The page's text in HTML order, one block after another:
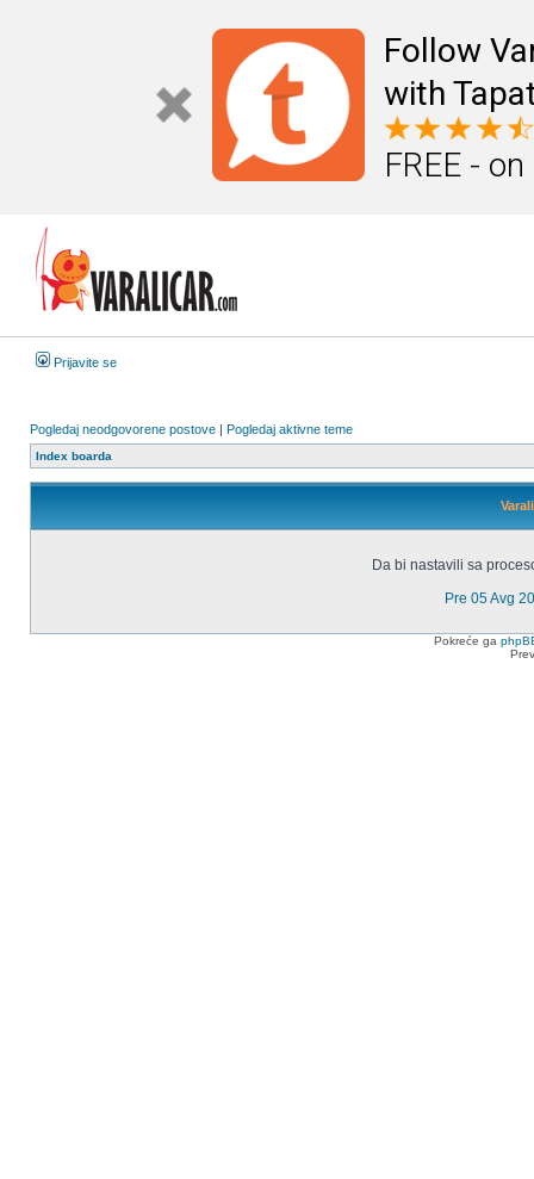
Follow
with
FREE -
Prijavite se
Pogledaj neodgovorene postove | Pogledaj aktivne teme
Index boarda
Da bi nastavili sa
Pre 05 Avg
Pokreće ga